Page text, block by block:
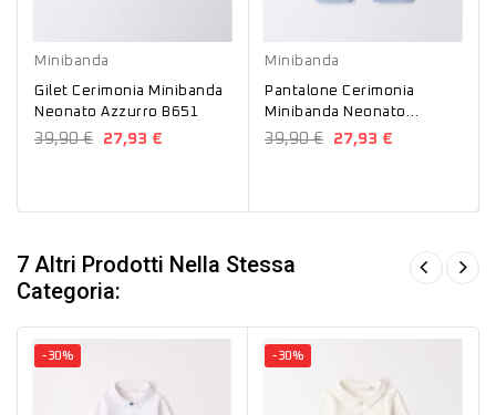
Minibanda
Gilet Cerimonia Minibanda
Neonato Azzurro B651
39,90 € 27,93 €
Minibanda
Pantalone Cerimonia
Minibanda Neonato
Azzurro B616
39,90 € 27,93 €
7 Altri Prodotti Nella Stessa
Categoria:
-30% -30%